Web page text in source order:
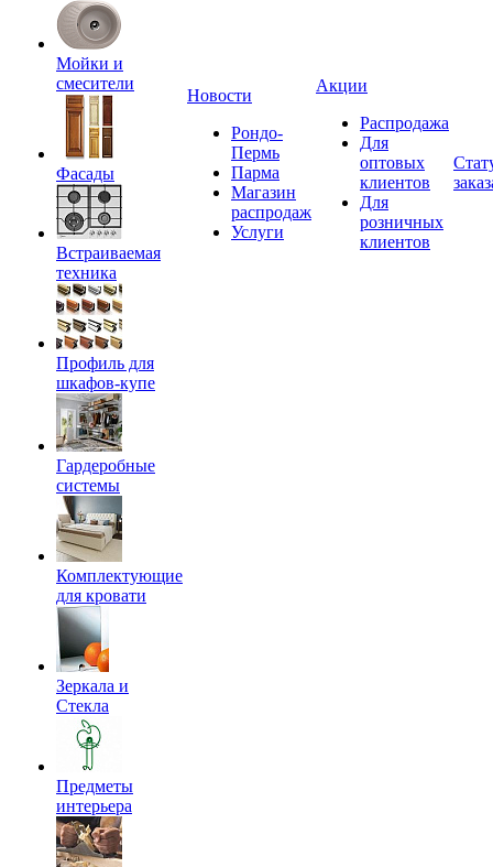
Мойки и
смесители
Фасады
Встраиваемая
техника
Профиль для
шкафов-купе
Гардеробные
системы
Комплектующие
для кровати
Зеркала и
Стекла
Предметы
интерьера
Новости
Рондо-
Пермь
Парма
Магазин
распродаж
Услуги
Акции
Распродажа
Для
оптовых
клиентов
Для
розничных
клиентов